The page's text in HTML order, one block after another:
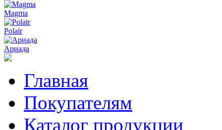
Magma
Polair
Ариада
Главная
Покупателям
Каталог продукции